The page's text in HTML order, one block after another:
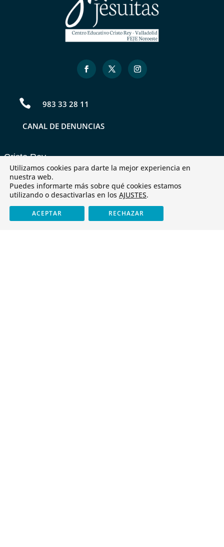
 983 33 28 11
CANAL DE DENUNCIAS
Cristo Rey
Identidad
Antiguos alumnos
Servicios
Utilizamos cookies para darte la mejor experiencia en
nuestra web.
Puedes informarte más sobre qué cookies estamos
utilizando o desactivarlas en los AJUSTES.
ACEPTAR RECHAZAR